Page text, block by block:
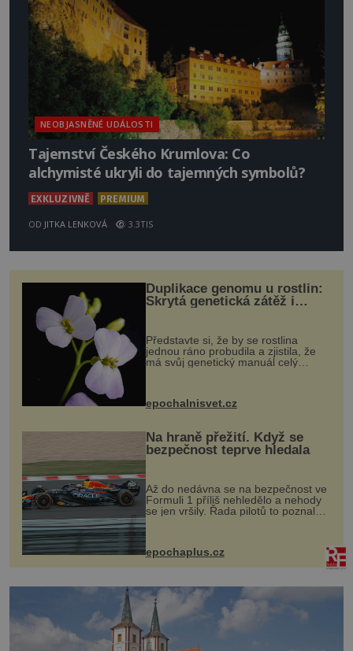
NEOBJASNĚNÉ UDÁLOSTI
Tajemství Českého Krumlova: Co
alchymisté ukryli do tajemných symbolů?
EXKLUZIVNĚ PREMIUM
OD JITKA LENKOVÁ 3.3TIS
Duplikace genomu u rostlin:
Skrytá genetická zátěž i
Představte si, že by se rostlina
jednou ráno probudila a zjistila, že
má svůj genetický manuál celý
vstupenka...
epochalnisvet.cz
Na hraně přežití. Když se
bezpečnost teprve hledala
Až do nedávna se na bezpečnost ve
Formuli 1 příliš nehledělo a nehody
se jen vršily. Řada pilotů to poznala
na vlastní kůži, často s trvalými
následky nebo bohužel i ztrátou
života. Dnes nepochopiteln...
epochaplus.cz